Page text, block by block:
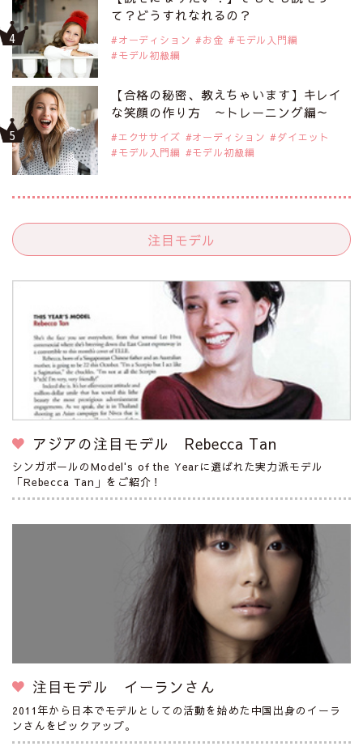
て？どうすれなれるの？
オーディション お金
モデル入門編
モデル初級編
【合格の秘密、教えちゃいます】キレイ
な笑顔の作り方 ～トレーニング編～
エクササイズ オーディション
ダイエット
モデル入門編
モデル初級編
注目モデル
アジアの注目モデル Rebecca Tan
シンガポールのModel's of the Yearに選ばれた実力派モデル
「Rebecca Tan」をご紹介！
注目モデル イーランさん
2011年から日本でモデルとしての活動を始めた中国出身のイーラ
ンさんをピックアップ。